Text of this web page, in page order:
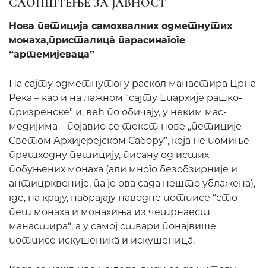
Нова петиција самохвалних одметнутих
монаха,присталицâ парасинагоге
“артемијеваца”
На сајту одметнутог у раскол манастира Црна
Река – као и на лажном “сајту Епархије рашко-
призренске” и, већ по обичају, у неким мас-
медијима – појавио се текст нове „петиције
Светом Архијерејском Сабору”, која не помиње
претходну петицију, писану од истих
побуњених монаха (али много безобзирније и
антицрквеније, па је ова сада нешто ублажена),
где, на крају, набрајају наводне потписе “сто
пет монаха и монахиња из четрнаест
манастира“, а у самој ствари понајвише
потписе искушеникâ и искушеницâ.